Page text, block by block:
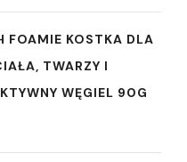
FOAMIE KOSTKA DLA
TWARZY I
WĘGIEL 90G